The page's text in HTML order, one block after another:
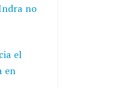
no
el
en